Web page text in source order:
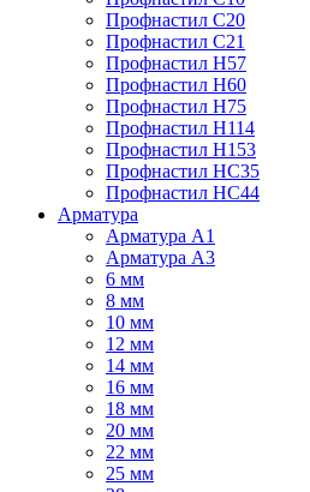
Профнастил С20
Профнастил С21
Профнастил Н57
Профнастил Н60
Профнастил Н75
Профнастил Н114
Профнастил Н153
Профнастил НС35
Профнастил НС44
Арматура
Арматура А1
Арматура А3
6 мм
8 мм
10 мм
12 мм
14 мм
16 мм
18 мм
20 мм
22 мм
25 мм